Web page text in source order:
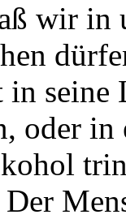
wir in
in seine
oder in
Der